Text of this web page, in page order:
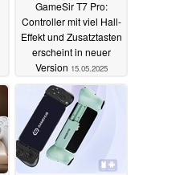
GameSir T7 Pro:
Controller mit viel Hall-
Effekt und Zusatztasten
erscheint in neuer
Version 15.05.2025